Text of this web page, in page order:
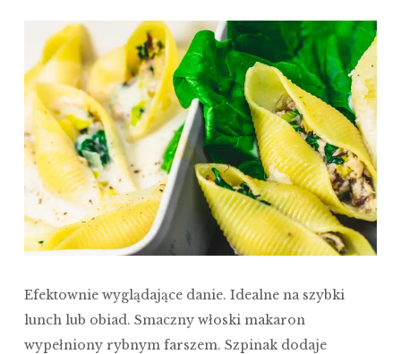
Efektownie wyglądające danie. Idealne na szybki
lunch lub obiad. Smaczny włoski makaron
wypełniony rybnym farszem. Szpinak dodaje